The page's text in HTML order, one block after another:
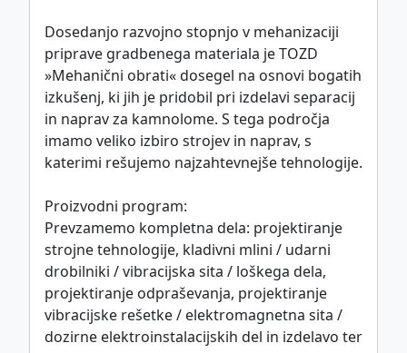
Dosedanjo razvojno stopnjo v mehanizaciji
priprave gradbenega materiala je TOZD
»Mehanični obrati« dosegel na osnovi bogatih
izkušenj, ki jih je pridobil pri izdelavi separacij
in naprav za kamnolome. S tega področja
imamo veliko izbiro strojev in naprav, s
katerimi rešujemo najzahtevnejše tehnologije.
Proizvodni program:
Prevzamemo kompletna dela: projektiranje
strojne tehnologije, kladivni mlini / udarni
drobilniki / vibracijska sita / loškega dela,
projektiranje odpraševanja, projektiranje
vibracijske rešetke / elektromagnetna sita /
dozirne elektroinstalacijskih del in izdelavo ter